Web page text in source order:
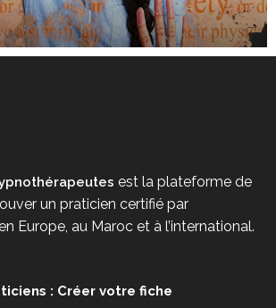
est la plateforme de
un praticien certifié par
Europe, au Maroc et à l’international.
: Créer votre fiche